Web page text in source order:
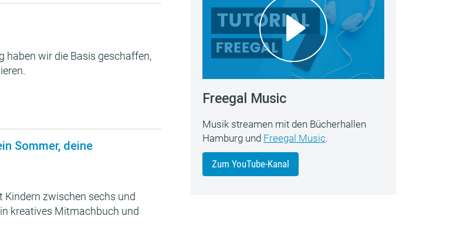
haben wir die Basis geschaffen,
Sommer, deine
zwischen sechs und
kreatives Mitmachbuch und
Freegal Music
Musik streamen mit den Bücherhallen
Hamburg und Freegal Music.
Zum YouTube-Kanal